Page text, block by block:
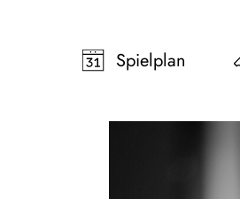
Spielplan